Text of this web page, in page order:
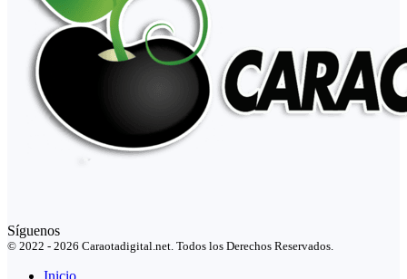
Síguenos
© 2022 - 2026 Caraotadigital.net. Todos los Derechos Reservados.
Inicio